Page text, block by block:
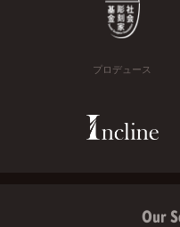
プロデュース
Our